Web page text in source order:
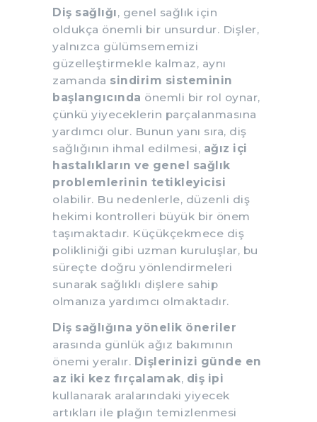
Diş sağlığı, genel sağlık için
oldukça önemli bir unsurdur. Dişler,
yalnızca gülümsememizi
güzelleştirmekle kalmaz, aynı
zamanda sindirim sisteminin
başlangıcında önemli bir rol oynar,
çünkü yiyeceklerin parçalanmasına
yardımcı olur. Bunun yanı sıra, diş
sağlığının ihmal edilmesi, ağız içi
hastalıkların ve genel sağlık
problemlerinin tetikleyicisi
olabilir. Bu nedenlerle, düzenli diş
hekimi kontrolleri büyük bir önem
taşımaktadır. Küçükçekmece diş
polikliniği gibi uzman kuruluşlar, bu
süreçte doğru yönlendirmeleri
sunarak sağlıklı dişlere sahip
olmanıza yardımcı olmaktadır.
Diş sağlığına yönelik öneriler
arasında günlük ağız bakımının
önemi yeralır. Dişlerinizi günde en
az iki kez fırçalamak, diş ipi
kullanarak aralarındaki yiyecek
artıkları ile plağın temizlenmesi